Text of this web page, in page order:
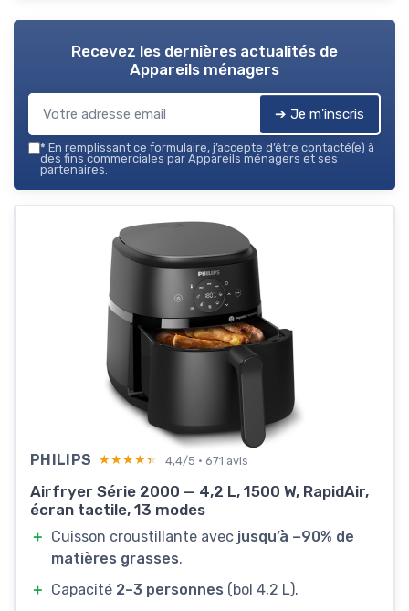
Recevez les dernières actualités de
Appareils ménagers
➔ Je m'inscris
* En remplissant ce formulaire, j’accepte d’être contacté(e) à
des fins commerciales par Appareils ménagers et ses
partenaires.
PHILIPS ★★★★★
★★★★★ 4,4/5 · 671 avis
Airfryer Série 2000 — 4,2 L, 1500 W, RapidAir,
écran tactile, 13 modes
＋ Cuisson croustillante avec jusqu’à −90% de
matières grasses.
＋ Capacité 2–3 personnes (bol 4,2 L).